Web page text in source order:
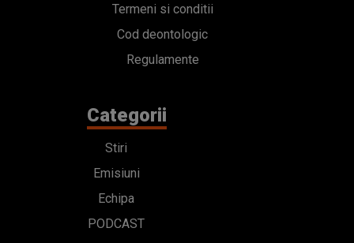
Termeni si conditii
Cod deontologic
Regulamente
Categorii
Stiri
Emisiuni
Echipa
PODCAST